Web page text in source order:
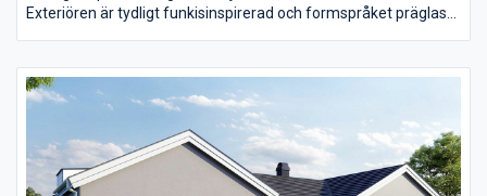
Exteriören är tydligt funkisinspirerad och formspråket präglas
Invändigt är Trend välkomnande med generösa fönster från
golv till tak som sprider ljus i stora delar av huset.
Vardagsrummet är centralt placerat i huset. Här finns gott om
plats för trevliga stunder med familj och vänner. Sovrummen
ligger naturligt avskilda och både barn och föräldrar har tillgång
till egna badrum.